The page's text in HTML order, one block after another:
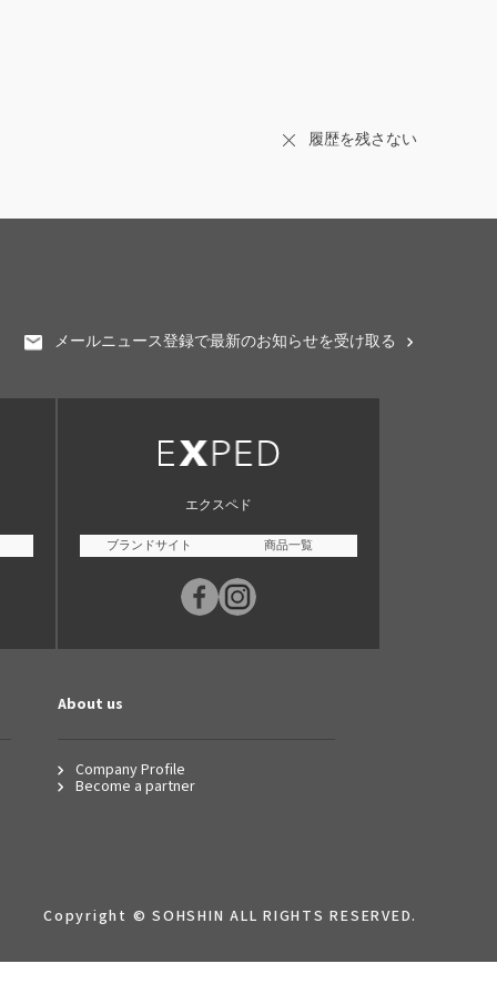
履歴を残さない
メールニュース登録で最新のお知らせを受け取る
エクスペド
ブランドサイト 商品一覧
About us
Company Profile
Become a partner
Copyright © SOHSHIN ALL RIGHTS RESERVED.